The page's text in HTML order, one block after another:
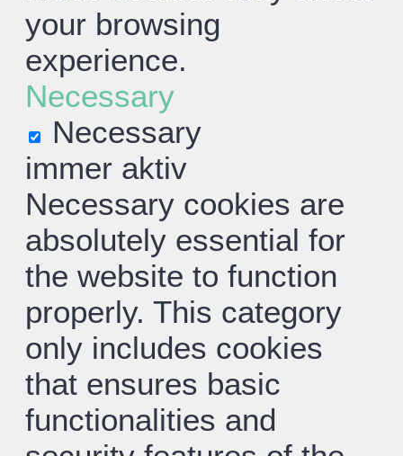
your browsing
experience.
Necessary
Necessary
immer aktiv
Necessary cookies are
absolutely essential for
the website to function
properly. This category
only includes cookies
that ensures basic
functionalities and